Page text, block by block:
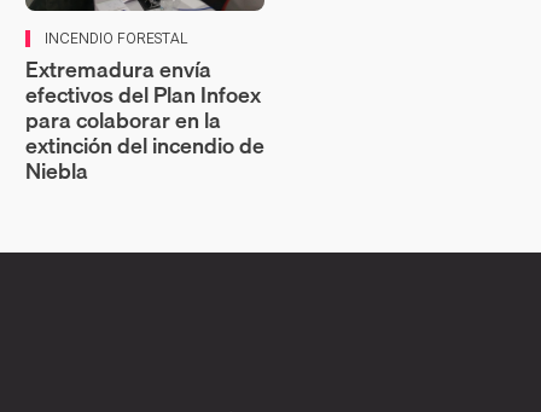
INCENDIO FORESTAL
Extremadura envía
efectivos del Plan Infoex
para colaborar en la
extinción del incendio de
Niebla